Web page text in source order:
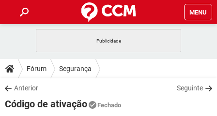
MENU
CELULAR
OUTLOOK
INSTAGRAM GMAIL
DICAS
JOGOS
DOWNLOADS
JOGOS WHATSAPP
FÓRUM
Fórum Segurança
Anterior Seguinte
Código de ativação Fechado